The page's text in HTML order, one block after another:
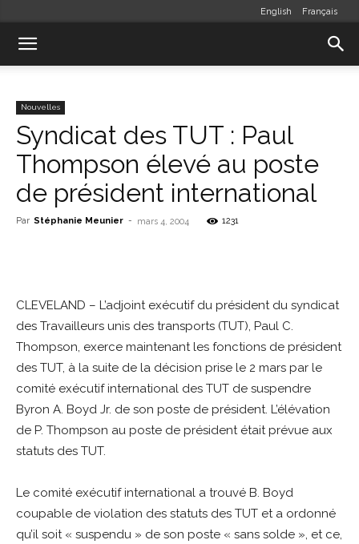
English Français
Nouvelles
Syndicat des TUT : Paul
Thompson élevé au poste
de président international
Par Stéphanie Meunier - mars 4, 2004 1231
CLEVELAND – L’adjoint exécutif du président du syndicat
des Travailleurs unis des transports (TUT), Paul C.
Thompson, exerce maintenant les fonctions de président
des TUT, à la suite de la décision prise le 2 mars par le
comité exécutif international des TUT de suspendre
Byron A. Boyd Jr. de son poste de président. L’élévation
de P. Thompson au poste de président était prévue aux
statuts des TUT.
Le comité exécutif international a trouvé B. Boyd
coupable de violation des statuts des TUT et a ordonné
qu’il soit « suspendu » de son poste « sans solde », et ce,